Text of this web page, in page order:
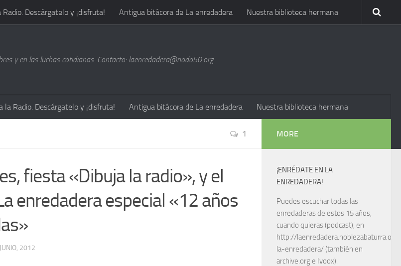
Radio. Descárgatelo y ¡disfruta! Antigua bitácora de La enredadera Nuestra biblioteca hermana
y en las luchas cotidianas. Contacto: laenredadera@nodo50.org
la Radio. Descárgatelo y ¡disfruta! Antigua bitácora de La enredadera Nuestra biblioteca hermana
1
fiesta «Dibuja la radio», y el
enredadera especial «12 años
2012
MORE
¡ENRÉDATE EN LA
ENREDADERA!
Puedes escuchar todas las
enredaderas de estos 15 años,
cuando quieras (podcast), en
http://
la-enredadera/ (también en
archive.org e Ivoox).